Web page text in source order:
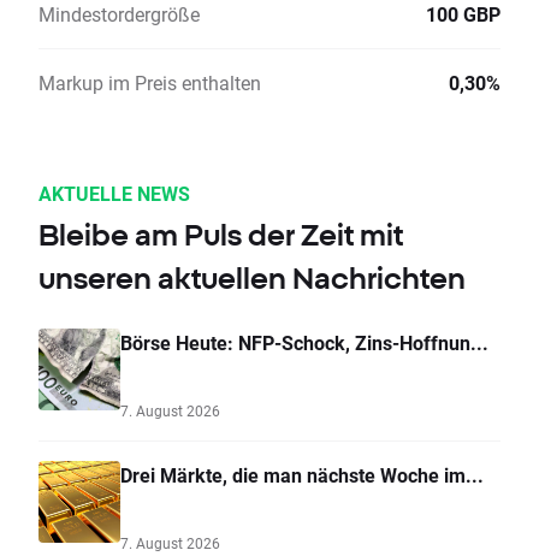
Mindestordergröße 100 GBP
Markup im Preis enthalten 0,30%
AKTUELLE NEWS
Bleibe am Puls der Zeit mit
unseren aktuellen Nachrichten
Börse Heute: NFP-Schock, Zins-Hoffnun...
7. August 2026
Drei Märkte, die man nächste Woche im...
7. August 2026